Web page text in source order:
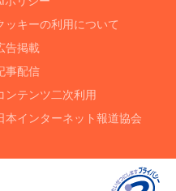
ッキーの利用について
告掲載
事配信
ンテンツ二次利用
本インターネット報道協会